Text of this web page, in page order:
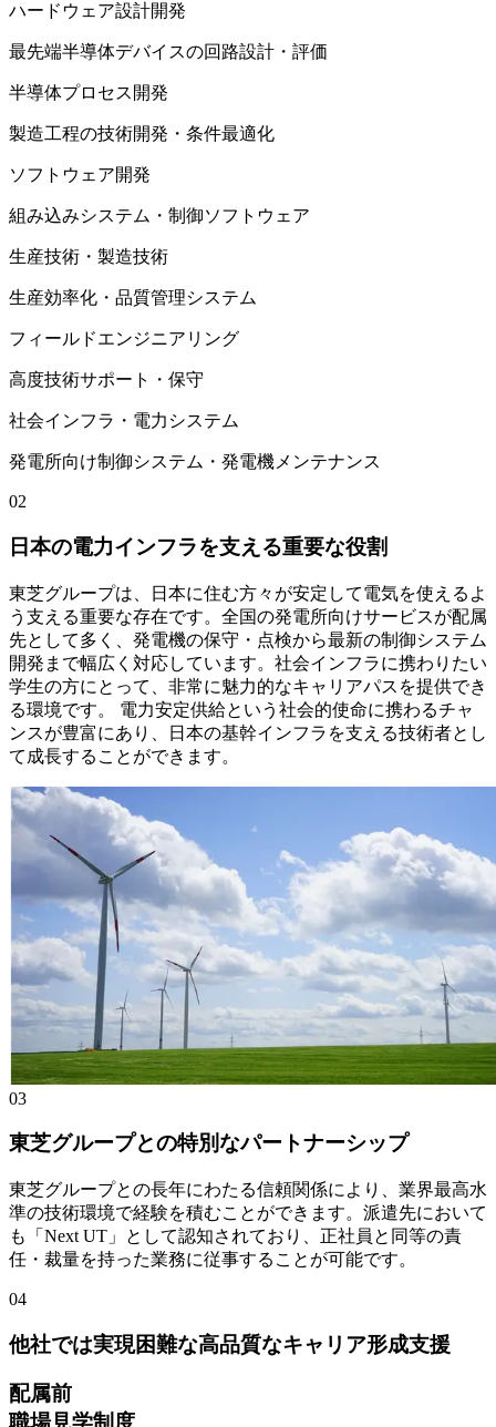
ハードウェア設計開発
最先端半導体デバイスの回路設計・評価
半導体プロセス開発
製造工程の技術開発・条件最適化
ソフトウェア開発
組み込みシステム・制御ソフトウェア
生産技術・製造技術
生産効率化・品質管理システム
フィールドエンジニアリング
高度技術サポート・保守
社会インフラ・電力システム
発電所向け制御システム・発電機メンテナンス
02
日本の電力インフラを支える重要な役割
東芝グループは、日本に住む方々が安定して電気を使えるよ
う支える重要な存在です。全国の発電所向けサービスが配属
先として多く、発電機の保守・点検から最新の制御システム
開発まで幅広く対応しています。社会インフラに携わりたい
学生の方にとって、非常に魅力的なキャリアパスを提供でき
る環境です。 電力安定供給という社会的使命に携わるチャ
ンスが豊富にあり、日本の基幹インフラを支える技術者とし
て成長することができます。
03
東芝グループとの特別なパートナーシップ
東芝グループとの長年にわたる信頼関係により、業界最高水
準の技術環境で経験を積むことができます。派遣先において
も「Next UT」として認知されており、正社員と同等の責
任・裁量を持った業務に従事することが可能です。
04
他社では実現困難な高品質なキャリア形成支援
配属前